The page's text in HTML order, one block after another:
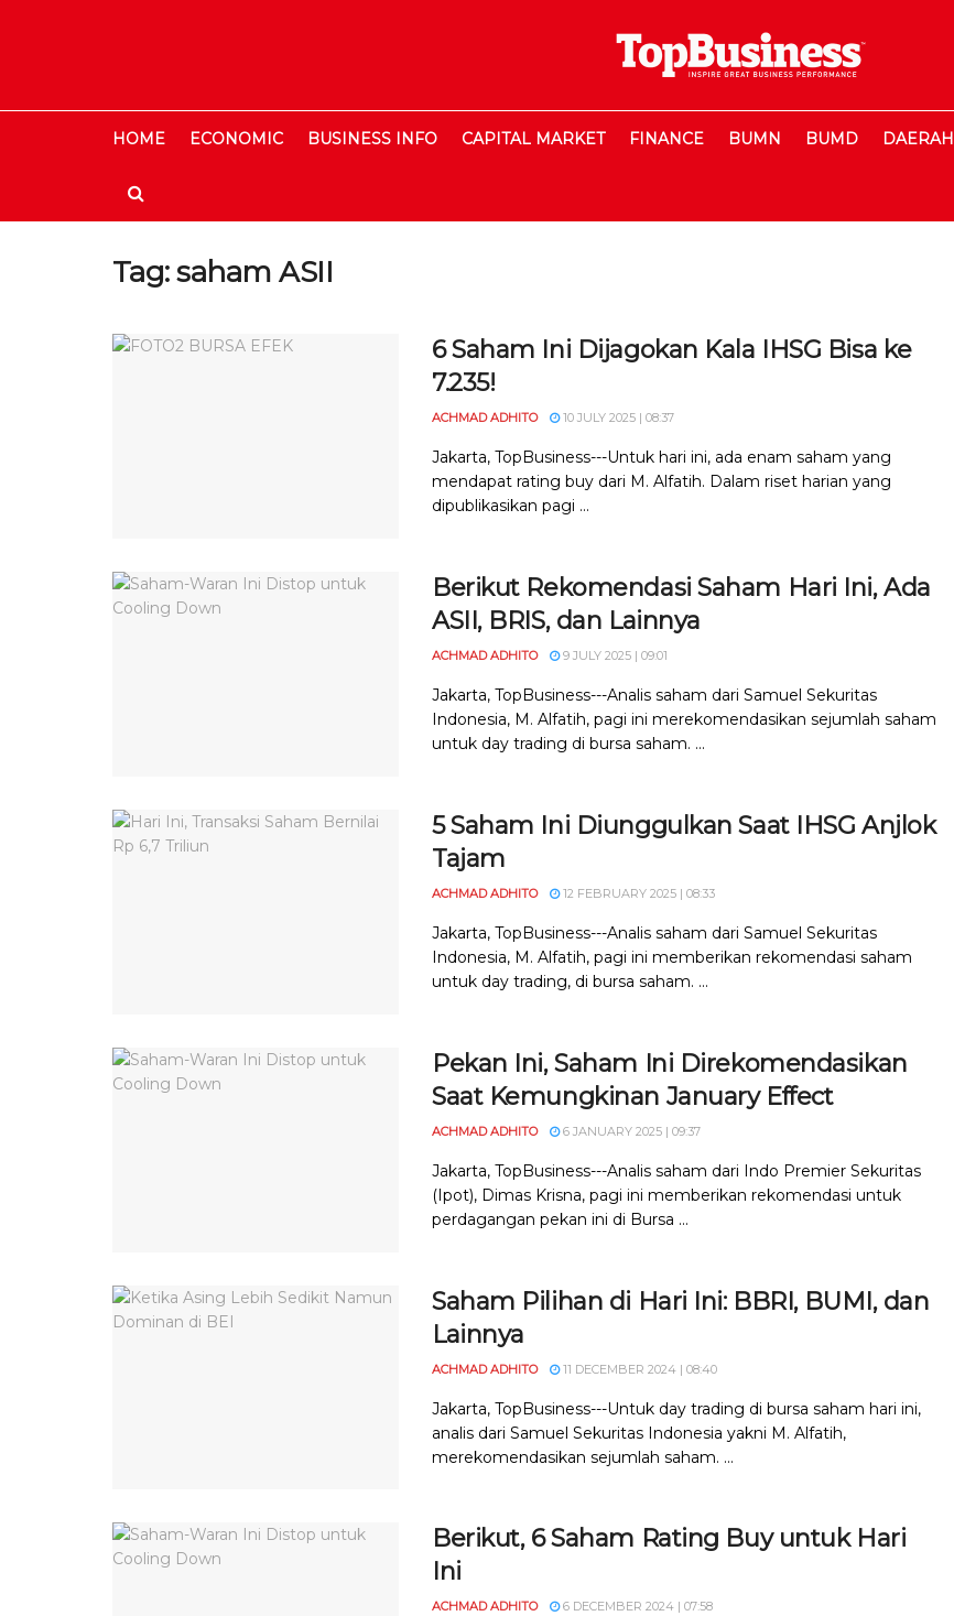
HOME ECONOMIC BUSINESS INFO CAPITAL MARKET FINANCE BUMN BUMD DAERAH
Tag:saham ASII
6 Saham Ini Dijagokan Kala IHSG Bisa ke
7.235!
ACHMAD ADHITO 10 JULY 2025 | 08:37
Jakarta, TopBusiness---Untuk hari ini, ada enam saham yang
mendapat rating buy dari M. Alfatih. Dalam riset harian yang
dipublikasikan pagi ...
Berikut Rekomendasi Saham Hari Ini, Ada
ASII, BRIS, dan Lainnya
ACHMAD ADHITO 9 JULY 2025 | 09:01
Jakarta, TopBusiness---Analis saham dari Samuel Sekuritas
Indonesia, M. Alfatih, pagi ini merekomendasikan sejumlah saham
untuk day trading di bursa saham. ...
5 Saham Ini Diunggulkan Saat IHSG Anjlok
Tajam
ACHMAD ADHITO 12 FEBRUARY 2025 | 08:33
Jakarta, TopBusiness---Analis saham dari Samuel Sekuritas
Indonesia, M. Alfatih, pagi ini memberikan rekomendasi saham
untuk day trading, di bursa saham. ...
Pekan Ini, Saham Ini Direkomendasikan
Saat Kemungkinan January Effect
ACHMAD ADHITO 6 JANUARY 2025 | 09:37
Jakarta, TopBusiness---Analis saham dari Indo Premier Sekuritas
(Ipot), Dimas Krisna, pagi ini memberikan rekomendasi untuk
perdagangan pekan ini di Bursa ...
Saham Pilihan di Hari Ini: BBRI, BUMI, dan
Lainnya
ACHMAD ADHITO 11 DECEMBER 2024 | 08:40
Jakarta, TopBusiness---Untuk day trading di bursa saham hari ini,
analis dari Samuel Sekuritas Indonesia yakni M. Alfatih,
merekomendasikan sejumlah saham. ...
Berikut, 6 Saham Rating Buy untuk Hari
Ini
ACHMAD ADHITO 6 DECEMBER 2024 | 07:58